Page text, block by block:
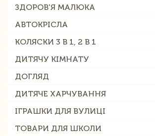
ЗДОРОВ'Я МАЛЮКА
АВТОКРІСЛА
КОЛЯСКИ 3 В 1, 2 В 1
ДИТЯЧУ КІМНАТУ
ДОГЛЯД
ДИТЯЧЕ ХАРЧУВАННЯ
ІГРАШКИ ДЛЯ ВУЛИЦІ
ТОВАРИ ДЛЯ ШКОЛИ